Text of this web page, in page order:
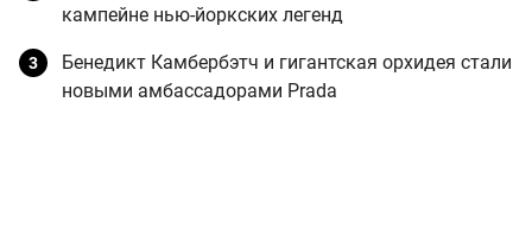
кампейне нью-йоркских легенд
Бенедикт Камбербэтч и гигантская орхидея стали
новыми амбассадорами Prada